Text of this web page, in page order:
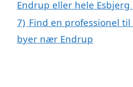
Endrup eller hele
7) Find en professionel
byer nær Endrup